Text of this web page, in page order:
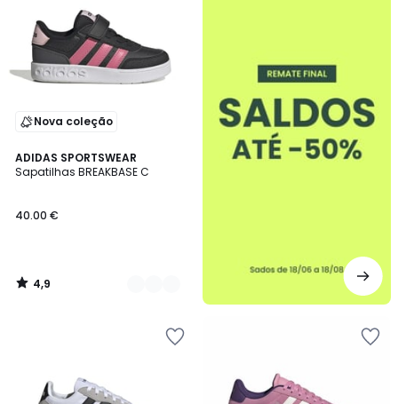
Nova coleção
ADIDAS SPORTSWEAR
Sapatilhas BREAKBASE C
40.00 €
4,9
/ 5
2
Cores
4,9
/